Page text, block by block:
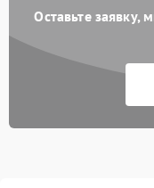
Оставьте